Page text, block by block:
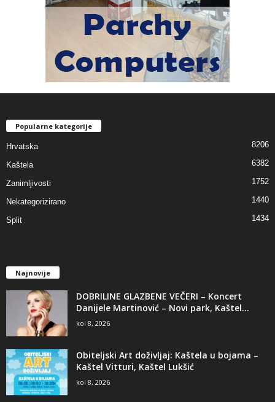
Popularne kategorije
Hrvatska 8206
Kaštela 6382
Zanimljivosti 1752
Nekategorizirano 1440
Split 1434
Najnovije
DOBRILINE GLAZBENE VEČERI – Koncert
Danijele Martinović – Novi park, Kaštel...
kol 8, 2026
Obiteljski Art doživljaj: Kaštela u bojama –
Kaštel Vitturi, Kaštel Lukšić
kol 8, 2026